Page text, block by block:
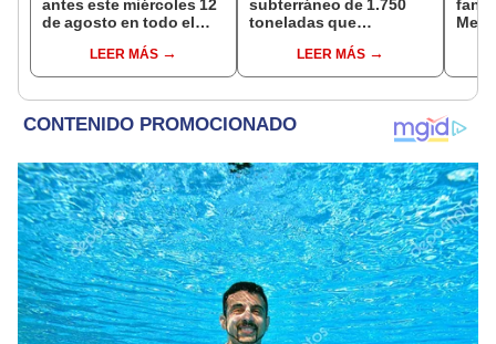
antes este miércoles 12
de agosto en todo el
hasta las 7 p.m.
LEER MÁS
subterráneo de 1.750
toneladas que
el Callao avanza a su
última estación
LEER MÁS